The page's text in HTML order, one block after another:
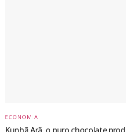
ECONOMIA
Kunhã Arã, o puro chocolate